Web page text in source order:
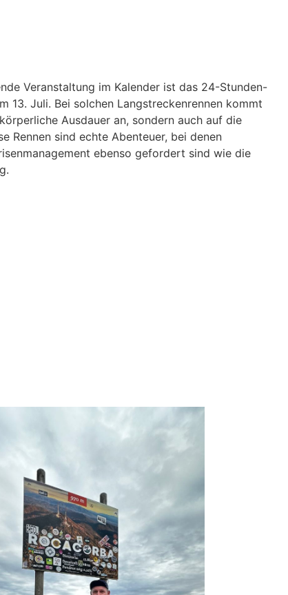
Veranstaltung im Kalender ist das 24-Stunden-
13. Juli. Bei solchen Langstreckenrennen kommt
Ausdauer an, sondern auch auf die
Rennen sind echte Abenteuer, bei denen
ebenso gefordert sind wie die